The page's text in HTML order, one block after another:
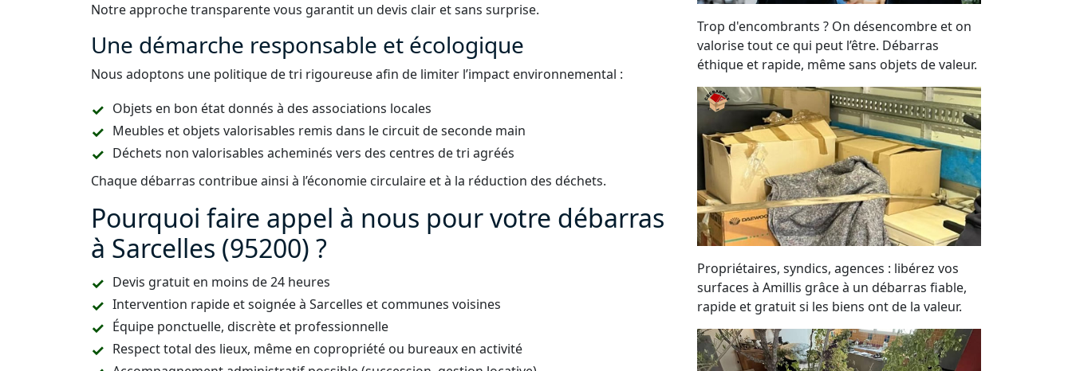
Notre approche transparente vous garantit un devis clair et sans surprise.
Une démarche responsable et écologique
Nous adoptons une politique de tri rigoureuse afin de limiter l’impact environnemental :
Objets en bon état donnés à des associations locales
Meubles et objets valorisables remis dans le circuit de seconde main
Déchets non valorisables acheminés vers des centres de tri agréés
Chaque débarras contribue ainsi à l’économie circulaire et à la réduction des déchets.
Pourquoi faire appel à nous pour votre débarras
à Sarcelles (95200) ?
Devis gratuit en moins de 24 heures
Intervention rapide et soignée à Sarcelles et communes voisines
Équipe ponctuelle, discrète et professionnelle
Respect total des lieux, même en copropriété ou bureaux en activité
Trop d'encombrants ? On désencombre et on
valorise tout ce qui peut l’être. Débarras
éthique et rapide, même sans objets de valeur.
Propriétaires, syndics, agences : libérez vos
surfaces à Amillis grâce à un débarras fiable,
rapide et gratuit si les biens ont de la valeur.